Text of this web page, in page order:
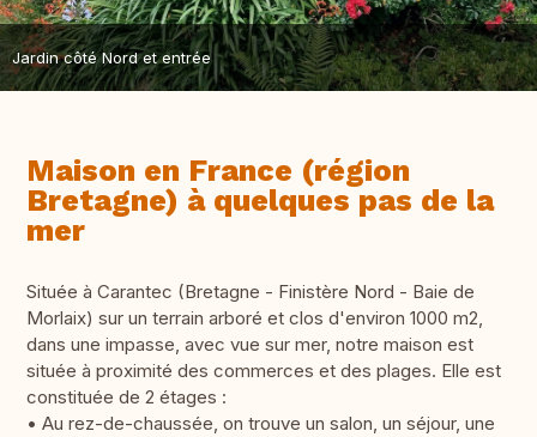
Jardin côté Nord et entrée
Maison en France (région
Bretagne) à quelques pas de la
mer
Située à Carantec (Bretagne - Finistère Nord - Baie de
Morlaix) sur un terrain arboré et clos d'environ 1000 m2,
dans une impasse, avec vue sur mer, notre maison est
située à proximité des commerces et des plages. Elle est
constituée de 2 étages :
• Au rez-de-chaussée, on trouve un salon, un séjour, une